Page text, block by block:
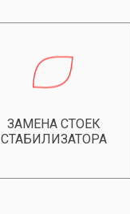
ЗАМЕНА СТОЕК
СТАБИЛИЗАТОРА